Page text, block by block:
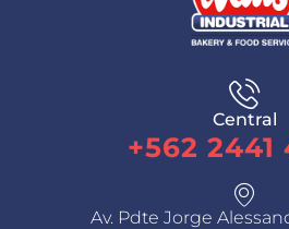
Central
+562 2441
Av. Pdte Jorge